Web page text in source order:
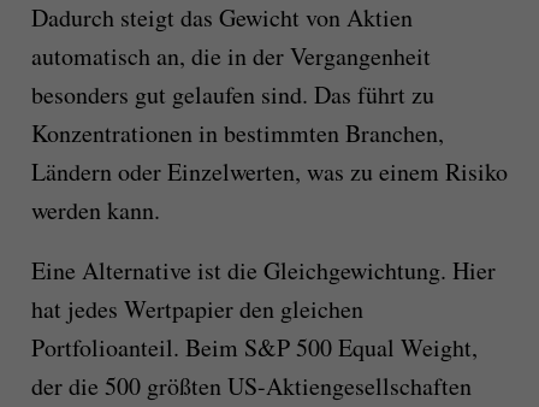
Dadurch steigt das Gewicht von Aktien
automatisch an, die in der Vergangenheit
besonders gut gelaufen sind. Das führt zu
Konzentrationen in bestimmten Branchen,
Ländern oder Einzelwerten, was zu einem Risiko
werden kann.
Eine Alternative ist die Gleichgewichtung. Hier
hat jedes Wertpapier den gleichen
Portfolioanteil. Beim S&P 500 Equal Weight,
der die 500 größten US-Aktiengesellschaften